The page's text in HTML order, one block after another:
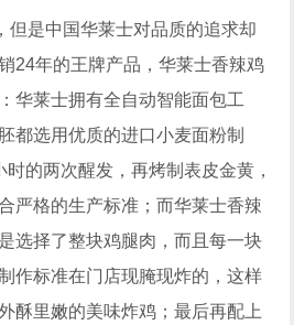
但是中国华莱士对品质的追求却
24年的王牌产品，华莱士香辣鸡
华莱士拥有全自动智能面包工
都选用优质的进口小麦面粉制
的两次醒发，再烤制表皮金黄，
严格的生产标准；而华莱士香辣
选择了整块鸡腿肉，而且每一块
作标准在门店现腌现炸的，这样
酥里嫩的美味炸鸡；最后再配上